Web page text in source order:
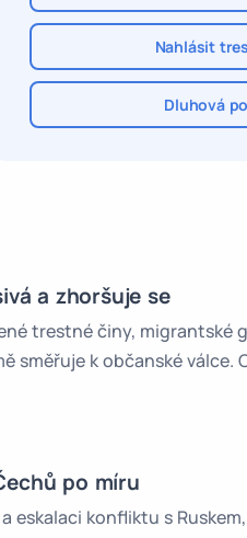
Nahlásit
Dluhová
a zhoršuje se
trestné činy, migrantské
k občanské válce.
po míru
eskalaci konfliktu s